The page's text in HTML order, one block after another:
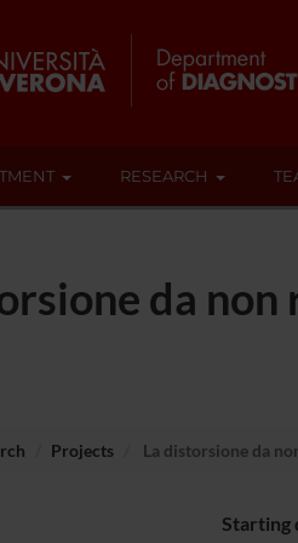
RESEARCH
da
Projects La distorsione da
Starting